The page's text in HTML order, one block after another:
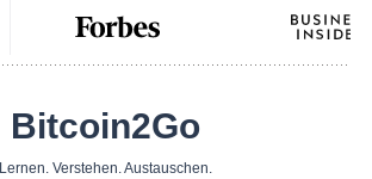
Bitcoin2Go
Lernen. Verstehen. Austauschen.